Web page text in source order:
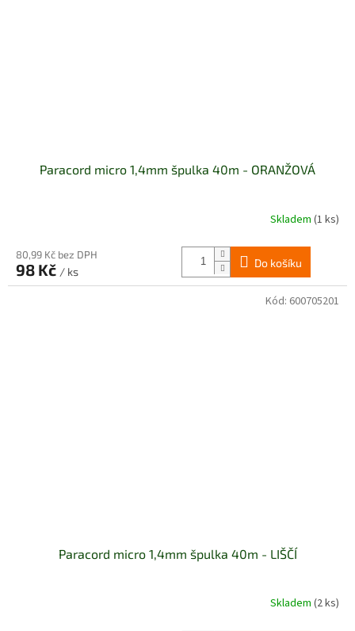
Paracord micro 1,4mm špulka 40m - ORANŽOVÁ
Skladem (1 ks)
80,99 Kč bez DPH
98 Kč / ks
Do košíku
Paracord micro 1,4mm špulka 40m - LIŠČÍ
Skladem (2 ks)
Kód: 600705201